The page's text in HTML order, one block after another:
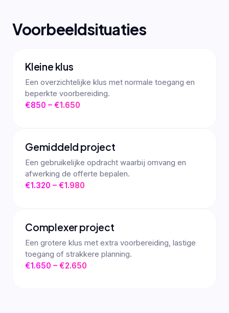
Voorbeeldsituaties
Kleine klus
Een overzichtelijke klus met normale toegang en
beperkte voorbereiding.
€850 – €1.650
Gemiddeld project
Een gebruikelijke opdracht waarbij omvang en
afwerking de offerte bepalen.
€1.320 – €1.980
Complexer project
Een grotere klus met extra voorbereiding, lastige
toegang of strakkere planning.
€1.650 – €2.650